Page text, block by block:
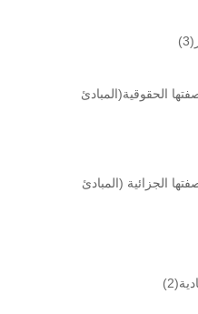
(3)
الحقوقية(المبادئ
الجزائية (المبادئ
(2)